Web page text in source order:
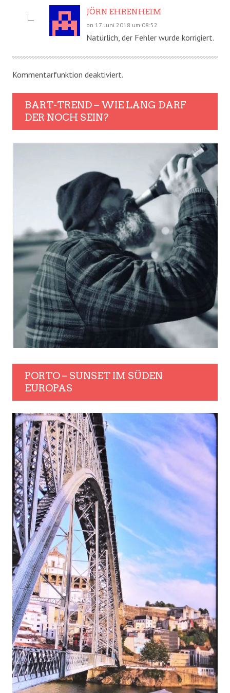
JÖRN EHRENHEIM
on 17. Juni 2018 um 08:52
Natürlich, der Fehler wurde korrigiert.
Kommentarfunktion deaktiviert.
BART-TREND – WIE LANG DARF
DER NOCH SEIN?
PORTO – SUNSET IM SÜDEN
EUROPAS